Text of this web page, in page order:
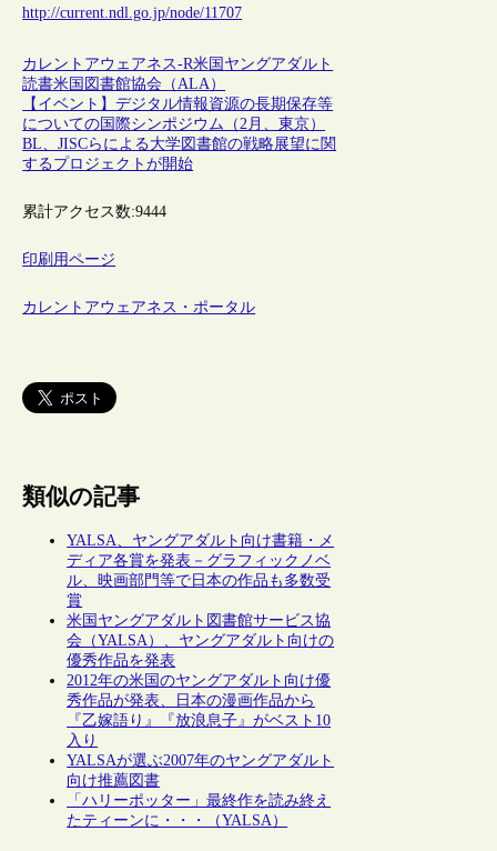
http://current.ndl.go.jp/node/11707
カレントアウェアネス-R米国 ヤングアダルト
読書米国図書館協会（ALA）
【イベント】デジタル情報資源の長期保存等
についての国際シンポジウム（2月、東京）
BL、JISCらによる大学図書館の戦略展望に関
するプロジェクトが開始
累計アクセス数:9444
印刷用ページ
カレントアウェアネス・ポータル
類似の記事
YALSA、ヤングアダルト向け書籍・メ
ディア各賞を発表－グラフィックノベ
ル、映画部門等で日本の作品も多数受
賞
米国ヤングアダルト図書館サービス協
会（YALSA）、ヤングアダルト向けの
優秀作品を発表
2012年の米国のヤングアダルト向け優
秀作品が発表、日本の漫画作品から
『乙嫁語り』『放浪息子』がベスト10
入り
YALSAが選ぶ2007年のヤングアダルト
向け推薦図書
「ハリーポッター」最終作を読み終え
たティーンに・・・（YALSA）